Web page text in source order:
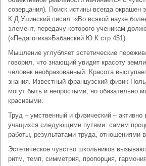
созерцания). Поиск истины всегда
К.Д.Ушинский писал: «Во всякой науке
элемент, передачу которого ученикам
(«Педагогика»Бабанский Ю.К.стр.451)
Мышление углубляет эстетические
говорил, что знающий увидит красоту
человек необразованный. Красота
знания. Известный французский физик
могут быть и непростыми, но обязательно
красивыми.
Труд – умственный и физический – активно
учащихся следующими путями: самим
работы, результатами труда, отношениями
Эстетическое чувство школьников
ритм, темп, симметрия, пропорция,